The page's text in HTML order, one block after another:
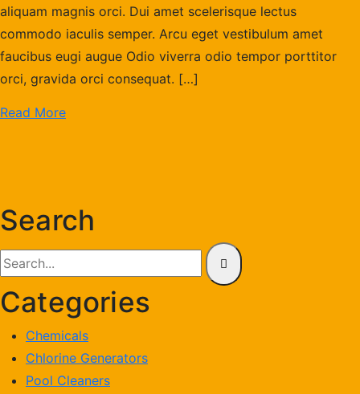
aliquam magnis orci. Dui amet scelerisque lectus
commodo iaculis semper. Arcu eget vestibulum amet
faucibus eugi augue Odio viverra odio tempor porttitor
orci, gravida orci consequat. […]
Read More
Search
Categories
Chemicals
Chlorine Generators
Pool Cleaners